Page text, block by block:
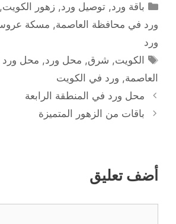
التصنيفات
باقة ورد,توصيل ورد,زهور الكويت,
ورد في محافظة العاصمة, مسكة
ورد
الوسوم
الكويت, شرق, محل ورد, محل
العاصمة, ورد في الكويت
محل ورد في المنطقة الرابعة
باقات من الزهور المتميزة
أضف تعليق